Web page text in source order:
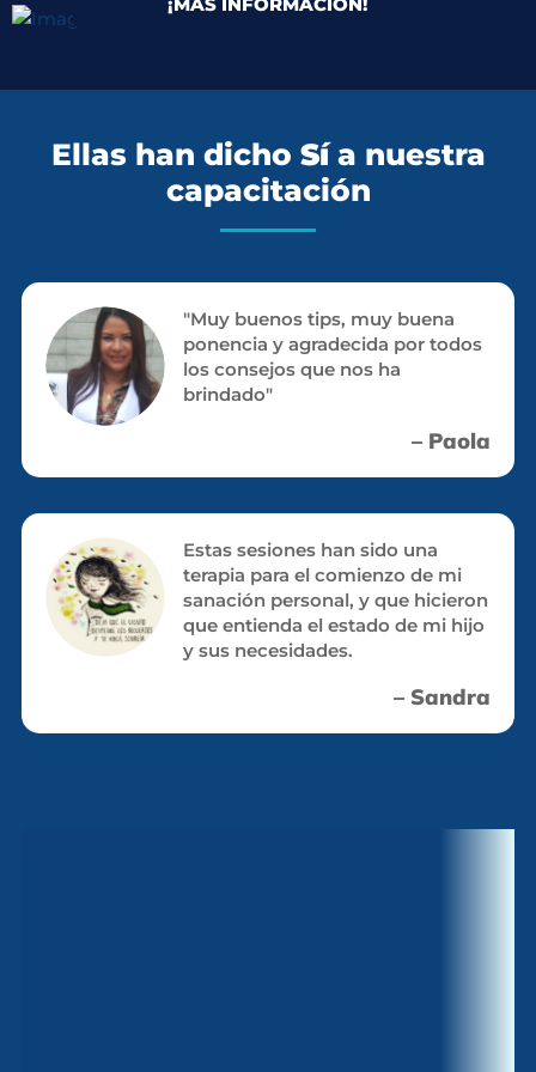
Ellas han dicho Sía nuestra
capacitación
"Muy buenos tips, muy buena
ponencia y agradecida por todos
los consejos que nos ha
brindado"
– Paola
Estas sesiones han sido una
terapia para el comienzo de mi
sanación personal, y que hicieron
que entienda el estado de mi hijo
y sus necesidades.
– Sandra